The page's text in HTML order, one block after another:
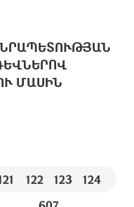
ՄԱՍԻՆ
122 123
124